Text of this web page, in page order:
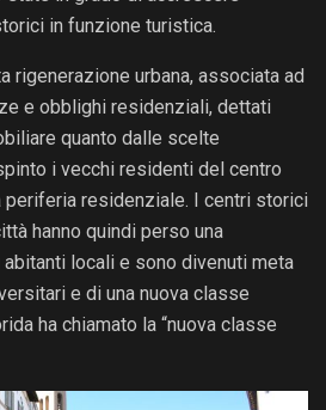
in funzione turistica.
rigenerazione urbana, associata ad
e obblighi residenziali, dettati
quanto dalle scelte
i vecchi residenti del centro
periferia residenziale. I centri storici
hanno quindi perso una
locali e sono divenuti meta
e di una nuova classe
ha chiamato la “nuova classe